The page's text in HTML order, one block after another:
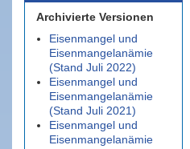
Archivierte Versionen
Eisenmangel und
Eisenmangelanämie
(Stand Juli 2022)
Eisenmangel und
Eisenmangelanämie
(Stand Juli 2021)
Eisenmangel und
Eisenmangelanämie